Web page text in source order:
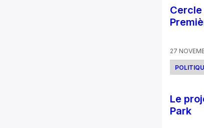
27
Le
Park